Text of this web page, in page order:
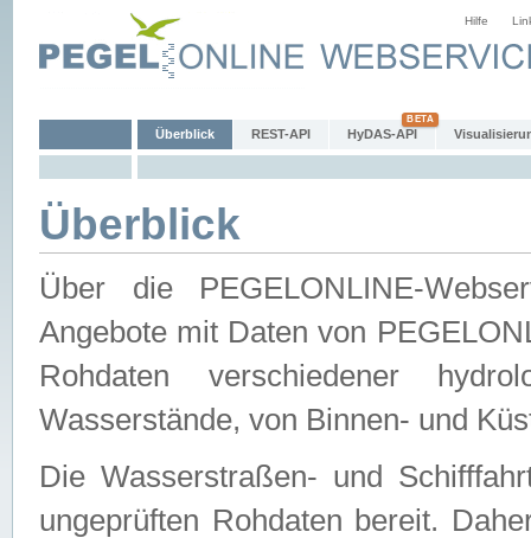
Hilfe
Überblick REST-API HyDAS-API
Überblick
Über die PEGELONLINE-
Angebote mit Daten von
Rohdaten verschiedener
Wasserstände, von Binnen- und
Die Wasserstraßen- und
ungeprüften Rohdaten bereit.